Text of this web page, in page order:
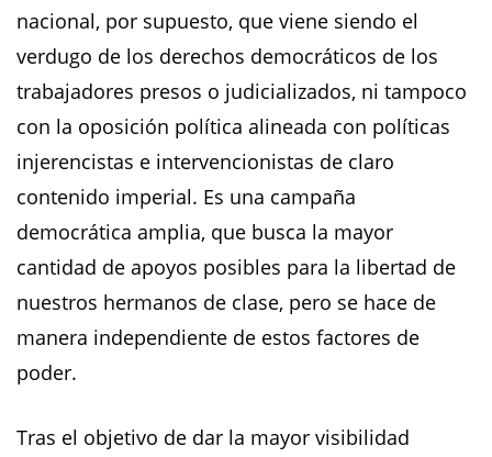
nacional, por supuesto, que viene siendo el
verdugo de los derechos democráticos de los
trabajadores presos o judicializados, ni tampoco
con la oposición política alineada con políticas
injerencistas e intervencionistas de claro
contenido imperial. Es una campaña
democrática amplia, que busca la mayor
cantidad de apoyos posibles para la libertad de
nuestros hermanos de clase, pero se hace de
manera independiente de estos factores de
poder.
Tras el objetivo de dar la mayor visibilidad